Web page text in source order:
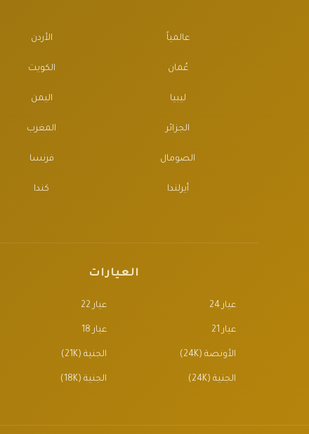
عالمياً الأردن
عُمان الكويت
ليبيا اليمن
الجزائر المغرب
الصومال فرنسا
أيرلندا كندا
العيارات
عيار 24 عيار 22
عيار 21 عيار 18
الأونصة (24K) الجنية (21K)
الجنية (24K) الجنية (18K)